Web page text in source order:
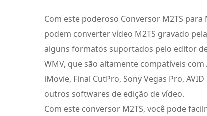
Com este poderoso Conversor M2TS para
podem converter vídeo M2TS gravado
alguns formatos suportados pelo editor
WMV, que são altamente compatíveis
iMovie, Final CutPro, Sony Vegas Pro,
outros softwares de edição de vídeo.
Com este conversor M2TS, você pode